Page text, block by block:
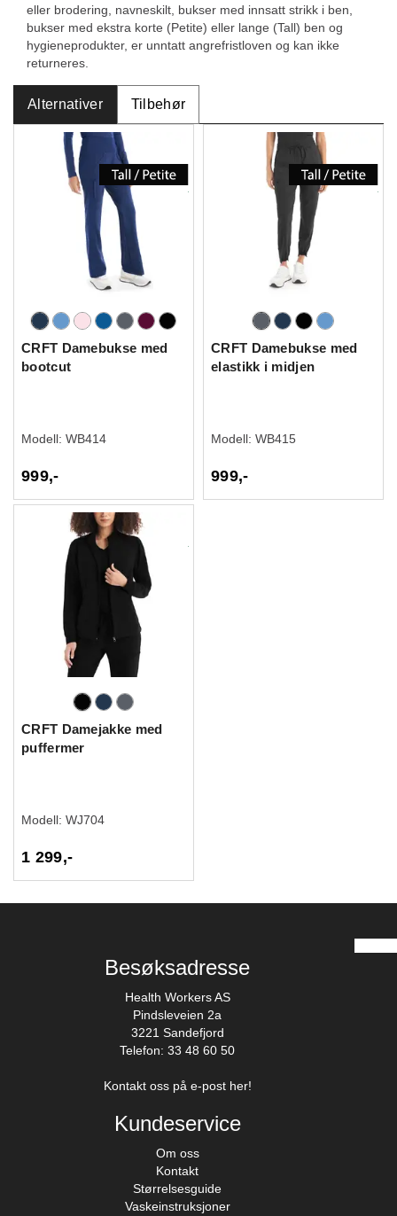
eller brodering, navneskilt, bukser med innsatt strikk i ben,
bukser med ekstra korte (Petite) eller lange (Tall) ben og
hygieneprodukter, er unntatt angrefristloven og kan ikke
returneres.
Alternativer Tilbehør
CRFT Damebukse med
bootcut
Modell: WB414
999,-
CRFT Damebukse med
elastikk i midjen
Modell: WB415
999,-
CRFT Damejakke med
puffermer
Modell: WJ704
1 299,-
Besøksadresse
Health Workers AS
Pindsleveien 2a
3221 Sandefjord
Telefon: 33 48 60 50
Kontakt oss på e-post her!
Kundeservice
Om oss
Kontakt
Størrelsesguide
Vaskeinstruksjoner